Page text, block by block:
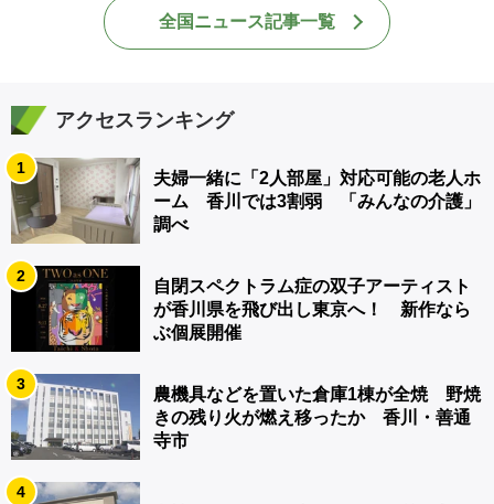
全国ニュース記事一覧
アクセスランキング
1
夫婦一緒に「2人部屋」対応可能の老人ホ
ーム 香川では3割弱 「みんなの介護」
調べ
2
自閉スペクトラム症の双子アーティスト
が香川県を飛び出し東京へ！ 新作なら
ぶ個展開催
3
農機具などを置いた倉庫1棟が全焼 野焼
きの残り火が燃え移ったか 香川・善通
寺市
4